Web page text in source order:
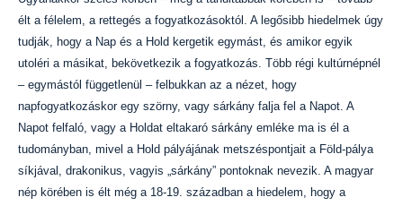
élt a félelem, a rettegés a fogyatkozásoktól. A legősibb hiedelmek úgy
tudják, hogy a Nap és a Hold kergetik egymást, és amikor egyik
utoléri a másikat, bekövetkezik a fogyatkozás. Több régi kultúrnépnél
– egymástól függetlenül – felbukkan az a nézet, hogy
napfogyatkozáskor egy szörny, vagy sárkány falja fel a Napot. A
Napot felfaló, vagy a Holdat eltakaró sárkány emléke ma is él a
tudományban, mivel a Hold pályájának metszéspontjait a Föld-pálya
síkjával, drakonikus, vagyis „sárkány” pontoknak nevezik. A magyar
nép körében is élt még a 18-19. században a hiedelem, hogy a